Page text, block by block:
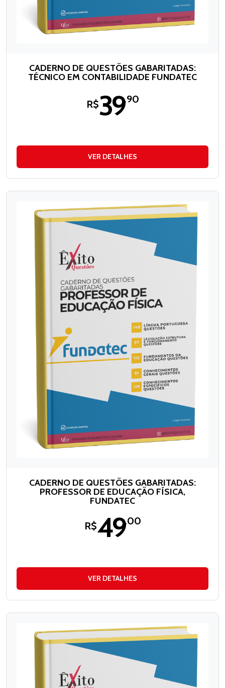
CADERNO DE QUESTÕES GABARITADAS:
TÉCNICO EM CONTABILIDADE FUNDATEC
R$39,90
VER DETALHES
CADERNO DE QUESTÕES GABARITADAS:
PROFESSOR DE EDUCAÇÃO FÍSICA,
FUNDATEC
R$49,00
VER DETALHES